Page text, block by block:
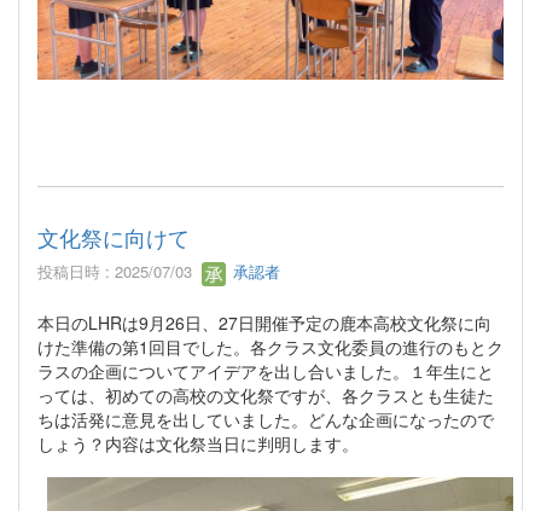
文化祭に向けて
投稿日時 : 2025/07/03 承認者
本日のLHRは9月26日、27日開催予定の鹿本高校文化祭に向
けた準備の第1回目でした。各クラス文化委員の進行のもとク
ラスの企画についてアイデアを出し合いました。１年生にと
っては、初めての高校の文化祭ですが、各クラスとも生徒た
ちは活発に意見を出していました。どんな企画になったので
しょう？内容は文化祭当日に判明します。